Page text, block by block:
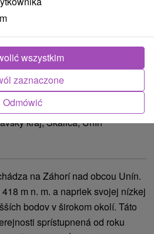
polecić nam nową atrakcję
kraj, Skalica, Unín
na Záhorí nad obcou Unín.
m n. m. a napriek svojej nízkej
bodov v širokom okolí. Táto
sprístupnená od roku
Odmówić
zaznaczone
wszystkim